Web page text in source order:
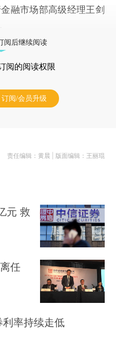
融市场部高级经理王剑
阅后继续阅读
阅的阅读权限
订阅/会员升级
责任编辑：黄晨 | 版面编辑：王丽琨
元 救
任
率持续走低